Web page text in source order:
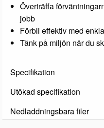
Överträffa
jobb
Förbli effektiv med
Tänk på miljön när du
Specifikation
Utökad specifikation
Nedladdningsbara filer